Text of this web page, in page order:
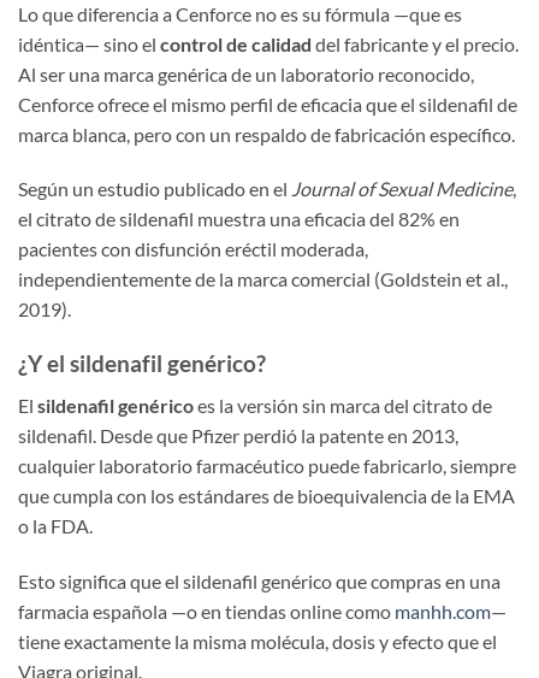
Lo que diferencia a Cenforce no es su fórmula —que es
idéntica— sino el control de calidad del fabricante y el precio.
Al ser una marca genérica de un laboratorio reconocido,
Cenforce ofrece el mismo perfil de eficacia que el sildenafil de
marca blanca, pero con un respaldo de fabricación específico.
Según un estudio publicado en el Journal of Sexual Medicine,
el citrato de sildenafil muestra una eficacia del 82% en
pacientes con disfunción eréctil moderada,
independientemente de la marca comercial (Goldstein et al.,
2019).
¿Y el sildenafil genérico?
El sildenafil genéricoes la versión sin marca del citrato de
sildenafil. Desde que Pfizer perdió la patente en 2013,
cualquier laboratorio farmacéutico puede fabricarlo, siempre
que cumpla con los estándares de bioequivalencia de la EMA
o la FDA.
Esto significa que el sildenafil genérico que compras en una
farmacia española —o en tiendas online como manhh.com—
tiene exactamente la misma molécula, dosis y efecto que el
Viagra original.